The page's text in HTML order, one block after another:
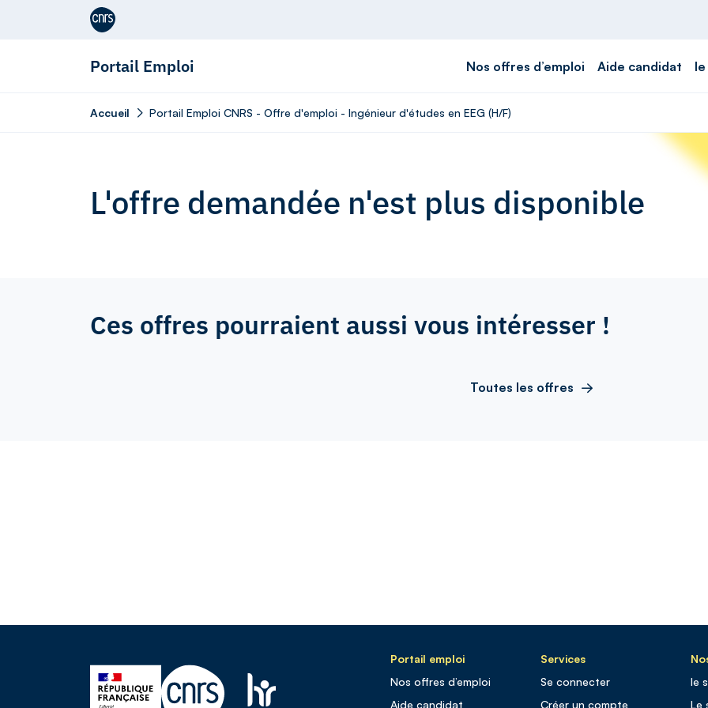
Aller au contenu
Portail Emploi Nos offres d’emploi Aide candidat
Accueil Portail Emploi CNRS - Offre d'emploi - Ingénieur d'études en EEG (H/F)
L'offre demandée n'est plus disponible
Ces offres pourraient aussi vous intéresser !
Toutes les offres
Portail emploi
Nos offres d’emploi
Aide candidat
Services
Se connecter
Créer un compte
le
Le